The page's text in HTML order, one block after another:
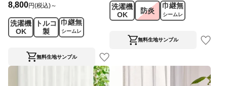
8,800円(税込)～
洗濯機
OK
トルコ
製
巾継無
シームレ
ス
無料生地サンプル
洗濯機
OK
防炎
巾継無
シームレ
ス
無料生地サンプル